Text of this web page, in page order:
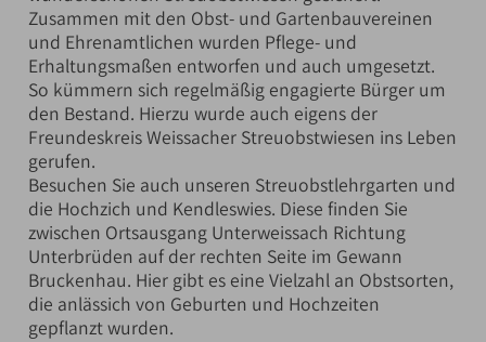
Zusammen mit den Obst- und Gartenbauvereinen
und Ehrenamtlichen wurden Pflege- und
Erhaltungsmaßen entworfen und auch umgesetzt.
So kümmern sich regelmäßig engagierte Bürger um
den Bestand. Hierzu wurde auch eigens der
Freundeskreis Weissacher Streuobstwiesen ins Leben
gerufen.
Besuchen Sie auch unseren Streuobstlehrgarten und
die Hochzich und Kendleswies. Diese finden Sie
zwischen Ortsausgang Unterweissach Richtung
Unterbrüden auf der rechten Seite im Gewann
Bruckenhau. Hier gibt es eine Vielzahl an Obstsorten,
die anlässich von Geburten und Hochzeiten
gepflanzt wurden.